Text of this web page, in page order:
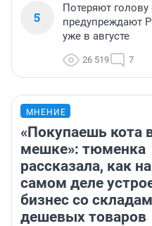
5
Потеряют
предупреждают
уже в августе
26 519 7
МНЕНИЕ
«Покупаешь кота
мешке»: тюменка
рассказала, как на
самом деле
бизнес со
дешевых товаров